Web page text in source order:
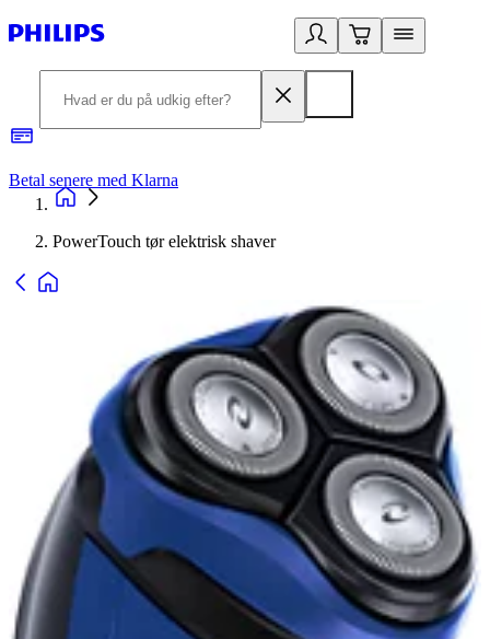
Betal senere med Klarna
PowerTouch tør elektrisk shaver